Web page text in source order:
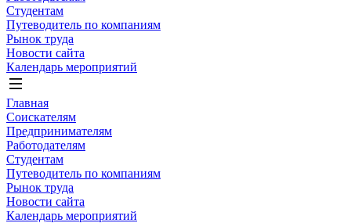
Студентам
Путеводитель по компаниям
Рынок труда
Новости сайта
Календарь мероприятий
Главная
Соискателям
Предпринимателям
Работодателям
Студентам
Путеводитель по компаниям
Рынок труда
Новости сайта
Календарь мероприятий